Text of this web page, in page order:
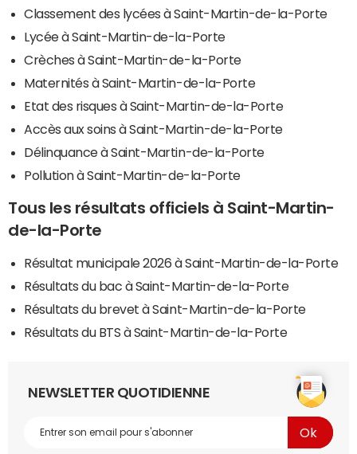
Classement des lycées à Saint-Martin-de-la-Porte
Lycée à Saint-Martin-de-la-Porte
Crèches à Saint-Martin-de-la-Porte
Maternités à Saint-Martin-de-la-Porte
Etat des risques à Saint-Martin-de-la-Porte
Accès aux soins à Saint-Martin-de-la-Porte
Délinquance à Saint-Martin-de-la-Porte
Pollution à Saint-Martin-de-la-Porte
Tous les résultats officiels à Saint-Martin-
de-la-Porte
Résultat municipale 2026 à Saint-Martin-de-la-Porte
Résultats du bac à Saint-Martin-de-la-Porte
Résultats du brevet à Saint-Martin-de-la-Porte
Résultats du BTS à Saint-Martin-de-la-Porte
NEWSLETTER QUOTIDIENNE